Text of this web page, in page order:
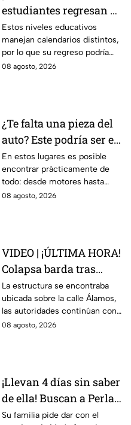
estudiantes regresan a
clases; este es el
calendario escolar
2026-2027; ¿afectará a
Guanajuato?
Estos niveles educativos
manejan calendarios distintos,
por lo que su regreso podría
ser antes o después.
08 agosto, 2026
¿Te falta una pieza del
auto? Este podría ser el
lugar ideal para los
automovilistas
En estos lugares es posible
encontrar prácticamente de
todo: desde motores hasta
transmisores.
08 agosto, 2026
VIDEO | ¡ÚLTIMA HORA!
Colapsa barda tras
intensa lluvia en León;
¿hay personas
lesionadas?
La estructura se encontraba
ubicada sobre la calle Álamos,
las autoridades continúan con
las investigaciones.
08 agosto, 2026
¡Llevan 4 días sin saber
de ella! Buscan a Perla
Alejandra Martín del
Su familia pide dar con el